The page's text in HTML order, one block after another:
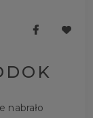
nabrało